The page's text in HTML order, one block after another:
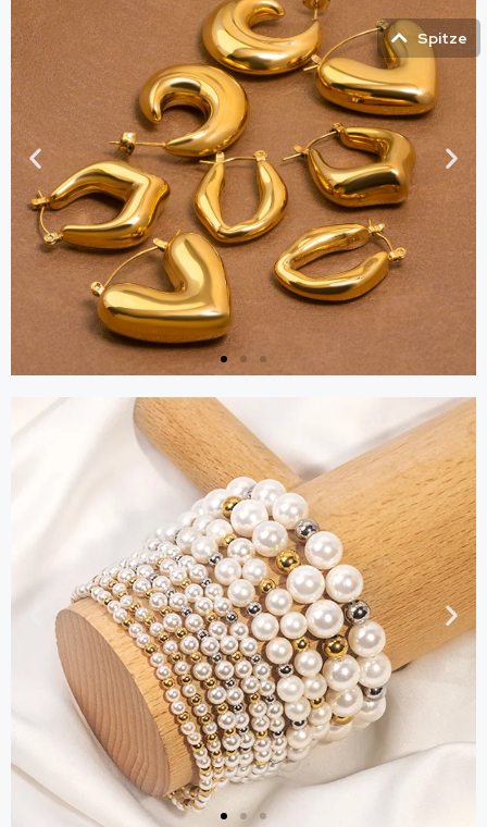
Holen Sie sich
einen Katalog
Ohrringe
Holen Sie sich
einen Katalog
Spitze